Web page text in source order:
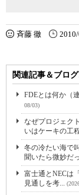
斉藤 徹
関連記事＆ブロ
FDEとは何か（
08/03)
なぜプロジェク
いはケーキの工
冬の冷たい海で
聞いたら微妙だ
富士通とNECは
見通しを考...